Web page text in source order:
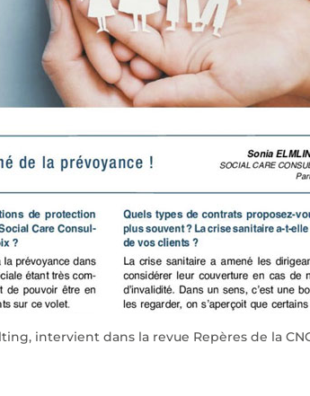
intervient dans la revue Repères de la